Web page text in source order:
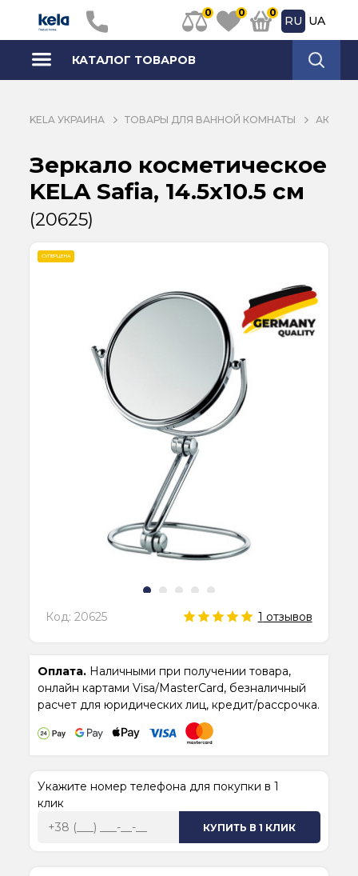
0 0 0
RU UA
КАТАЛОГ ТОВАРОВ
KELA УКРАИНА ТОВАРЫ ДЛЯ ВАННОЙ КОМНАТЫ
Зеркало косметическое
KELA Safia, 14.5х10.5 см
(20625)
СУПЕРЦЕНА
Код:20625 1 отзывов
Оплата. Наличными при получении товара,
онлайн картами Visa/MasterCard, безналичный
расчет для юридических лиц, кредит/рассрочка.
Укажите номер телефона для покупки в 1
клик
КУПИТЬ В 1 КЛИК